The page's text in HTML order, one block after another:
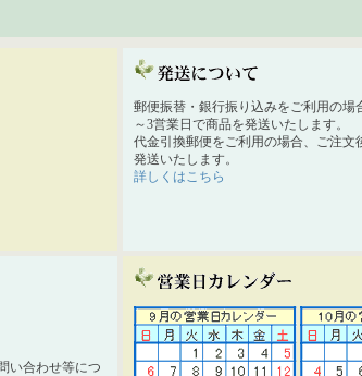
郵便振替・銀行振り込みをご利用の場
～3営業日で商品を発送いたします。
代金引換郵便をご利用の場合、ご注文
発送いたします。
詳しくはこちら
い合わせ等につ